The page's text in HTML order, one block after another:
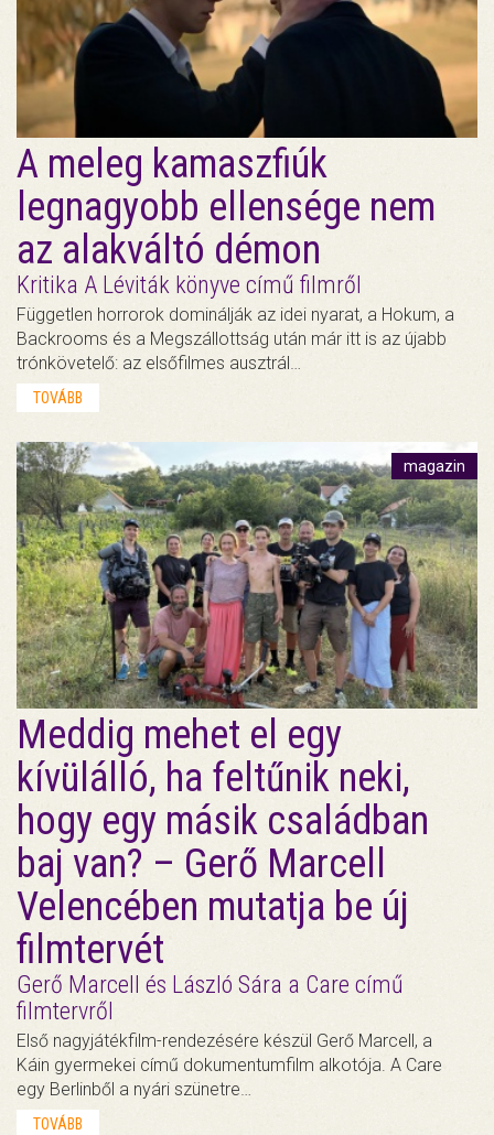
A meleg kamaszfiúk
legnagyobb ellensége nem
az alakváltó démon
Kritika A Léviták könyve című filmről
Független horrorok dominálják az idei nyarat, a Hokum, a
Backrooms és a Megszállottság után már itt is az újabb
trónkövetelő: az elsőfilmes ausztrál…
TOVÁBB
magazin
Meddig mehet el egy
kívülálló, ha feltűnik neki,
hogy egy másik családban
baj van? – Gerő Marcell
Velencében mutatja be új
filmtervét
Gerő Marcell és László Sára a Care című
filmtervről
Első nagyjátékfilm-rendezésére készül Gerő Marcell, a
Káin gyermekei című dokumentumfilm alkotója. A Care
egy Berlinből a nyári szünetre…
TOVÁBB